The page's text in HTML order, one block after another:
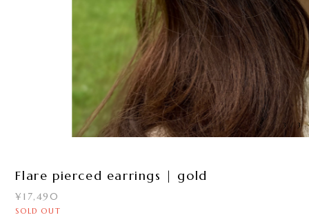
3/3
Flare pierced earrings | gold
¥17,490
SOLD OUT